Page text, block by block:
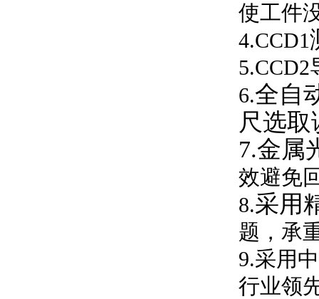
使工件
4.CCD1
6.全自
尺选
7.金属
效避免
8.采用
题，承
9.采用
行业领